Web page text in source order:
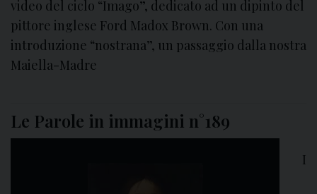
video del ciclo “Imago”, dedicato ad un dipinto del
pittore inglese Ford Madox Brown. Con una
introduzione “nostrana”, un passaggio dalla nostra
Maiella-Madre
Le Parole in immagini n°189
I